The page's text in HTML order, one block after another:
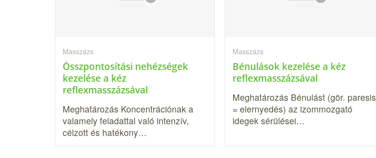
Masszázs
Összpontosítási nehézségek
kezelése a kéz
reflexmasszázsával
Meghatározás Koncentrációnak a
valamely feladattal való intenzív,
célzott és hatékony…
Masszázs
Bénulások kezelése a kéz
reflexmasszázsával
Meghatározás Bénulást (gör. paresis
= elernyedés) az izommozgató
idegek sérülései…